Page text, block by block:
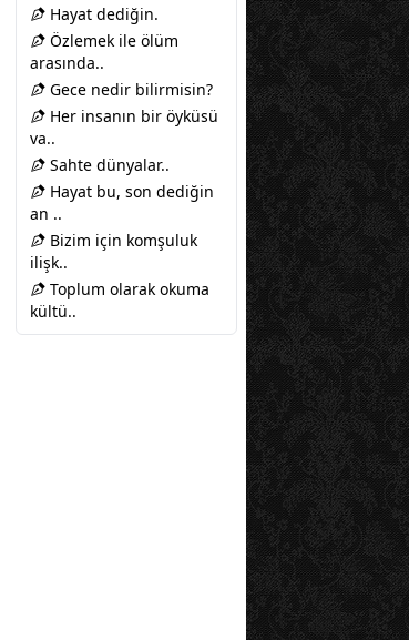
Hayat dediğin.
Özlemek ile ölüm
arasında..
Gece nedir bilirmisin?
Her insanın bir öyküsü
va..
Sahte dünyalar..
Hayat bu, son dediğin
an ..
Bizim için komşuluk
ilişk..
Toplum olarak okuma
kültü..